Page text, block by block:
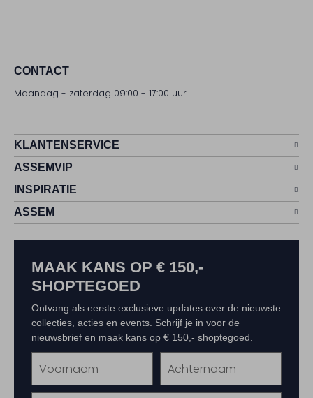
CONTACT
Maandag - zaterdag 09:00 - 17:00 uur
KLANTENSERVICE
ASSEMVIP
INSPIRATIE
ASSEM
MAAK KANS OP € 150,-
SHOPTEGOED
Ontvang als eerste exclusieve updates over de nieuwste
collecties, acties en events. Schrijf je in voor de
nieuwsbrief en maak kans op € 150,- shoptegoed.